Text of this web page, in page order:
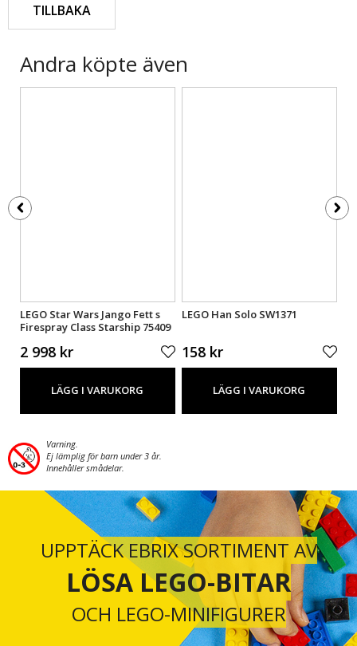
TILLBAKA
Andra köpte även
LEGO Star Wars Jango Fett s
Firespray Class Starship 75409
2 998 kr
LÄGG I VARUKORG
LEGO Han Solo SW1371
158 kr
LÄGG I VARUKORG
Varning.
Ej lämplig för barn under 3 år.
Innehåller smådelar.
UPPTÄCK EBRIX SORTIMENT AV
LÖSA LEGO-BITAR
OCH LEGO-MINIFIGURER